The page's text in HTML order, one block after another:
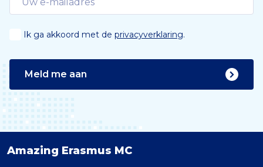
Ik ga akkoord met de privacyverklaring.
Meld me aan
Amazing Erasmus MC